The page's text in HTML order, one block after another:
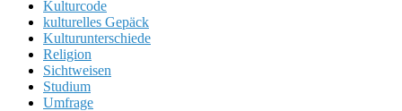
Kulturcode
kulturelles Gepäck
Kulturunterschiede
Religion
Sichtweisen
Studium
Umfrage